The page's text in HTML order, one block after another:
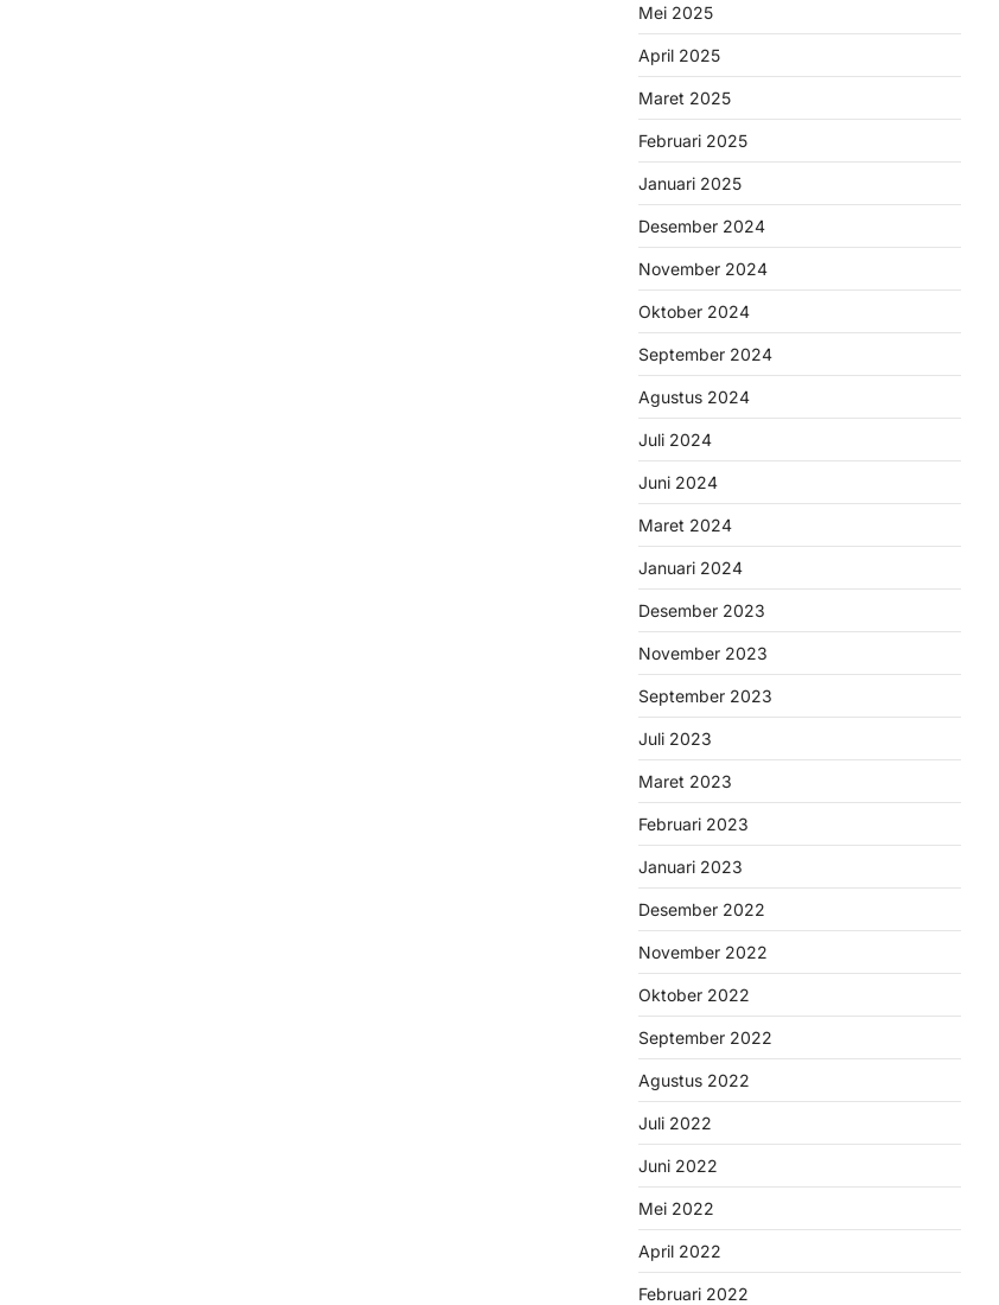
Mei 2025
April 2025
Maret 2025
Februari 2025
Januari 2025
Desember 2024
November 2024
Oktober 2024
September 2024
Agustus 2024
Juli 2024
Juni 2024
Maret 2024
Januari 2024
Desember 2023
November 2023
September 2023
Juli 2023
Maret 2023
Februari 2023
Januari 2023
Desember 2022
November 2022
Oktober 2022
September 2022
Agustus 2022
Juli 2022
Juni 2022
Mei 2022
April 2022
Februari 2022